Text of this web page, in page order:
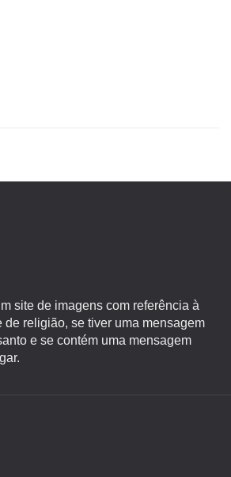
site de imagens com referência à
de religião, se tiver uma mensagem
e se contém uma mensagem